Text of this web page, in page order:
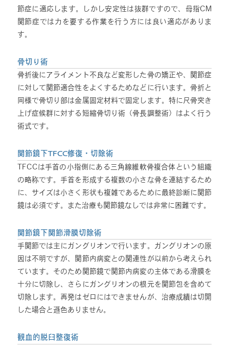
節症に適応します。しかし安定性は抜群ですので、母指CM
関節症では力を要する作業を行う方には良い適応がありま
す。
骨切り術
骨折後にアライメント不良など変形した骨の矯正や、関節症
に対して関節適合性をよくするためなどに行います。骨折と
同様で骨切り部は金属固定材料で固定します。特に尺骨突き
上げ症候群に対する短縮骨切り術（骨長調整術）はよく行う
術式です。
関節鏡下TFCC修復・切除術
TFCCは手首の小指側にある三角線維軟骨複合体という組織
の略称です。手首を形成する複数の小さな骨を連結するため
に、サイズは小さく形状も複雑であるために最終診断に関節
鏡は必須です。また治療も関節鏡なしでは非常に困難です。
関節鏡下関節滑膜切除術
手関節では主にガングリオンで行います。ガングリオンの原
因は不明ですが、関節内病変との関連性が以前から考えられ
ています。そのため関節鏡で関節内病変の主体である滑膜を
十分に切除し、さらにガングリオンの根元を関節包を含めて
切除します。再発はゼロにはできませんが、治療成績は切開
した場合と遜色ありません。
観血的脱臼整復術